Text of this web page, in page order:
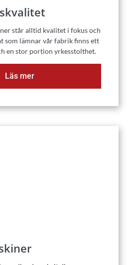
står alltid kvalitet i fokus och
som lämnar vår fabrik finns ett
en stor portion yrkesstolthet.
Läs mer